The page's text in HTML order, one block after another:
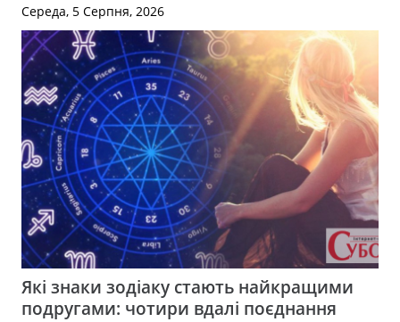
Середа, 5 Серпня, 2026
Які знаки зодіаку стають найкращими
подругами: чотири вдалі поєднання